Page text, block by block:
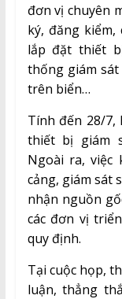
đơn vị chuyên
ký, đăng kiểm,
lắp đặt thiết
thống giám
trên biển…
Tính đến 28/7,
thiết bị giám
Ngoài ra, việc
cảng, giám sát
nhận nguồn
các đơn vị
quy định.
Tại cuộc họp,
luận, thẳng